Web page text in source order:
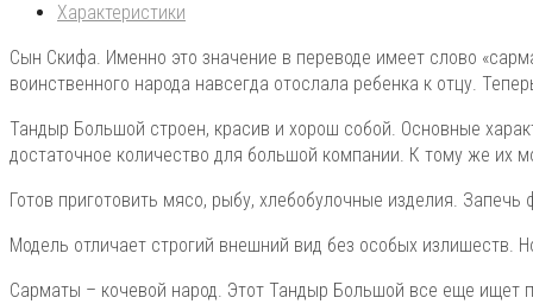
Характеристики
Сын Скифа. Именно это значение в переводе имеет слово
воинственного народа навсегда отослала ребенка к отцу.
Тандыр Большой строен, красив и хорош собой. Основные
достаточное количество для большой компании. К тому же их
Готов приготовить мясо, рыбу, хлебобулочные изделия.
Модель отличает строгий внешний вид без особых
Сарматы – кочевой народ. Этот Тандыр Большой все еще ищет